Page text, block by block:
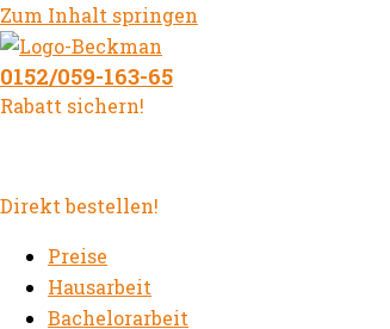
Zum Inhalt springen
0152/059-163-65
Rabatt sichern!
Direkt bestellen!
Preise
Hausarbeit
Bachelorarbeit